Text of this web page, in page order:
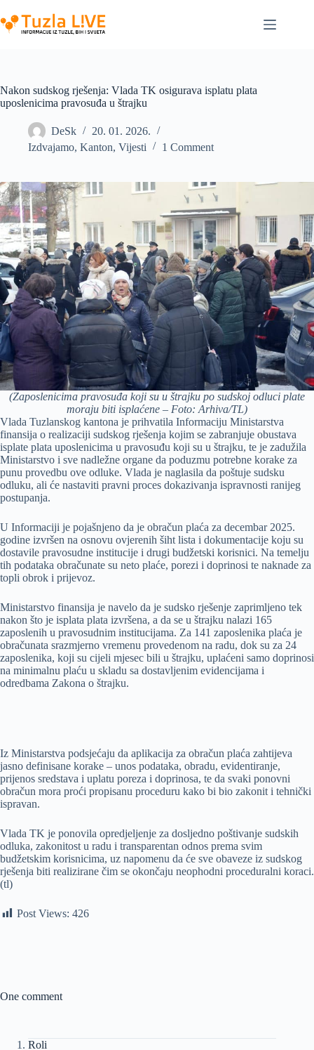
to
content
Nakon sudskog rješenja: Vlada TK osigurava isplatu plata
uposlenicima pravosuđa u štrajku
DeSk
20. 01. 2026.
Izdvajamo, Kanton, Vijesti 1 Comment
(Zaposlenicima pravosuđa koji su u štrajku po sudskoj odluci plate
moraju biti isplaćene – Foto: Arhiva/TL)
Vlada Tuzlanskog kantona je prihvatila Informaciju Ministarstva
finansija o realizaciji sudskog rješenja kojim se zabranjuje obustava
isplate plata uposlenicima u pravosuđu koji su u štrajku, te je zadužila
Ministarstvo i sve nadležne organe da poduzmu potrebne korake za
punu provedbu ove odluke. Vlada je naglasila da poštuje sudsku
odluku, ali će nastaviti pravni proces dokazivanja ispravnosti ranijeg
postupanja.
U Informaciji je pojašnjeno da je obračun plaća za decembar 2025.
godine izvršen na osnovu ovjerenih šiht lista i dokumentacije koju su
dostavile pravosudne institucije i drugi budžetski korisnici. Na temelju
tih podataka obračunate su neto plaće, porezi i doprinosi te naknade za
topli obrok i prijevoz.
Ministarstvo finansija je navelo da je sudsko rješenje zaprimljeno tek
nakon što je isplata plata izvršena, a da se u štrajku nalazi 165
zaposlenih u pravosudnim institucijama. Za 141 zaposlenika plaća je
obračunata srazmjerno vremenu provedenom na radu, dok su za 24
zaposlenika, koji su cijeli mjesec bili u štrajku, uplaćeni samo doprinosi
na minimalnu plaću u skladu sa dostavljenim evidencijama i
odredbama Zakona o štrajku.
Iz Ministarstva podsjećaju da aplikacija za obračun plaća zahtijeva
jasno definisane korake – unos podataka, obradu, evidentiranje,
prijenos sredstava i uplatu poreza i doprinosa, te da svaki ponovni
obračun mora proći propisanu proceduru kako bi bio zakonit i tehnički
ispravan.
Vlada TK je ponovila opredjeljenje za dosljedno poštivanje sudskih
odluka, zakonitost u radu i transparentan odnos prema svim
budžetskim korisnicima, uz napomenu da će sve obaveze iz sudskog
rješenja biti realizirane čim se okončaju neophodni proceduralni koraci.
(tl)
Post Views: 426
One comment
Roli